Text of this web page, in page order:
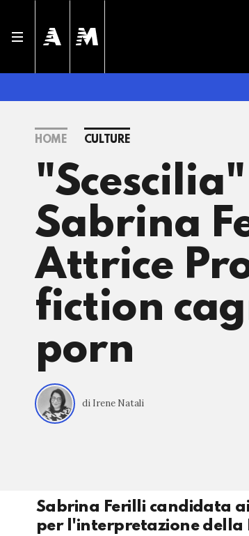
HOME CULTURE
Sabrina
Attrice
fiction
porn
di Irene Natali
Sabrina Ferilli candidata
per l'interpretazione della